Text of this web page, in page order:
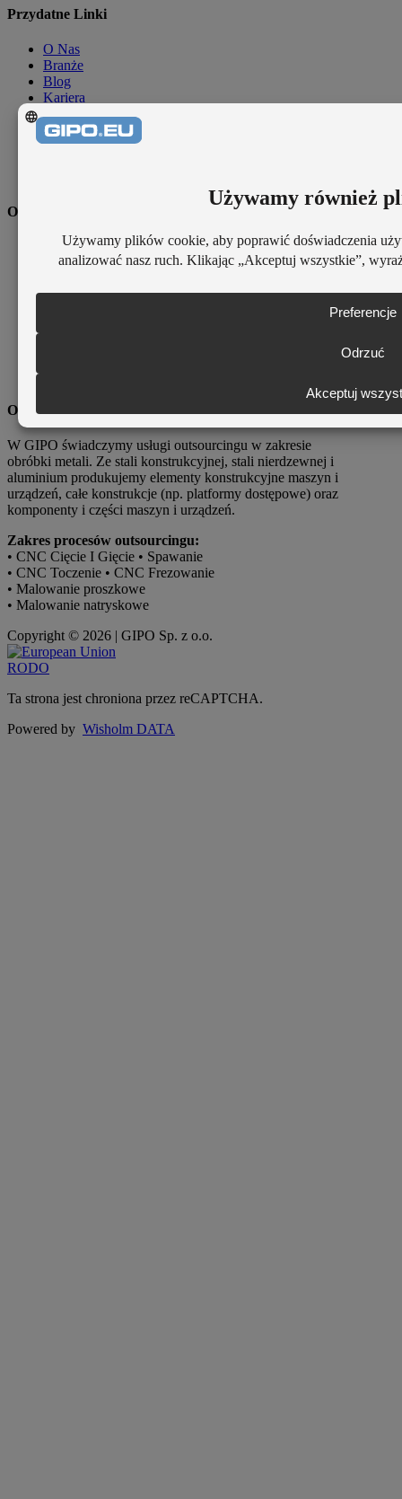
Przydatne Linki
O Nas
Branże
Blog
Kariera
O Nas
Branże
Oferta
Rozwiązania
Outsourcing
Jakość
Obróbka Metalu
W GIPO świadczymy usługi outsourcingu w zakresie
obróbki metali. Ze stali konstrukcyjnej, stali nierdzewnej i
aluminium produkujemy elementy konstrukcyjne maszyn i
urządzeń, całe konstrukcje (np. platformy dostępowe) oraz
komponenty i części maszyn i urządzeń.
Zakres procesów outsourcingu:
• CNC Cięcie I Gięcie • Spawanie
• CNC Toczenie • CNC Frezowanie
• Malowanie proszkowe
• Malowanie natryskowe
Copyright © 2026 | GIPO Sp. z o.o.
RODO
Ta strona jest chroniona przez reCAPTCHA.
Powered by Wisholm DATA